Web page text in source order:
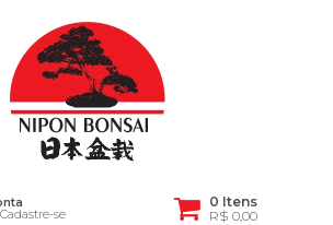
Cadastre-se
0 Itens
R$ 0,00